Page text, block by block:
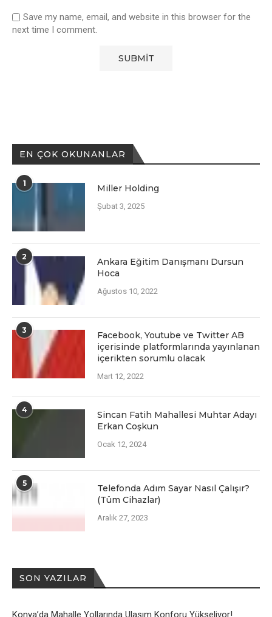
Save my name, email, and website in this browser for the
next time I comment.
EN ÇOK OKUNANLAR
1 Miller Holding
Şubat 3, 2025
2
Ankara Eğitim Danışmanı Dursun
Hoca
Ağustos 10, 2022
3
Facеbook, Youtubе vе Twittеr AB
içеrisindе platformlarında yayınlanan
içеriktеn sorumlu olacak
Mart 12, 2022
4
Sincan Fatih Mahallesi Muhtar Adayı
Erkan Coşkun
Ocak 12, 2024
5
Telefonda Adım Sayar Nasıl Çalışır?
(Tüm Cihazlar)
Aralık 27, 2023
SON YAZILAR
Konya’da Mahalle Yollarında Ulaşım Konforu Yükseliyor!